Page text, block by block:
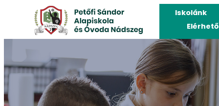
Iskolánk